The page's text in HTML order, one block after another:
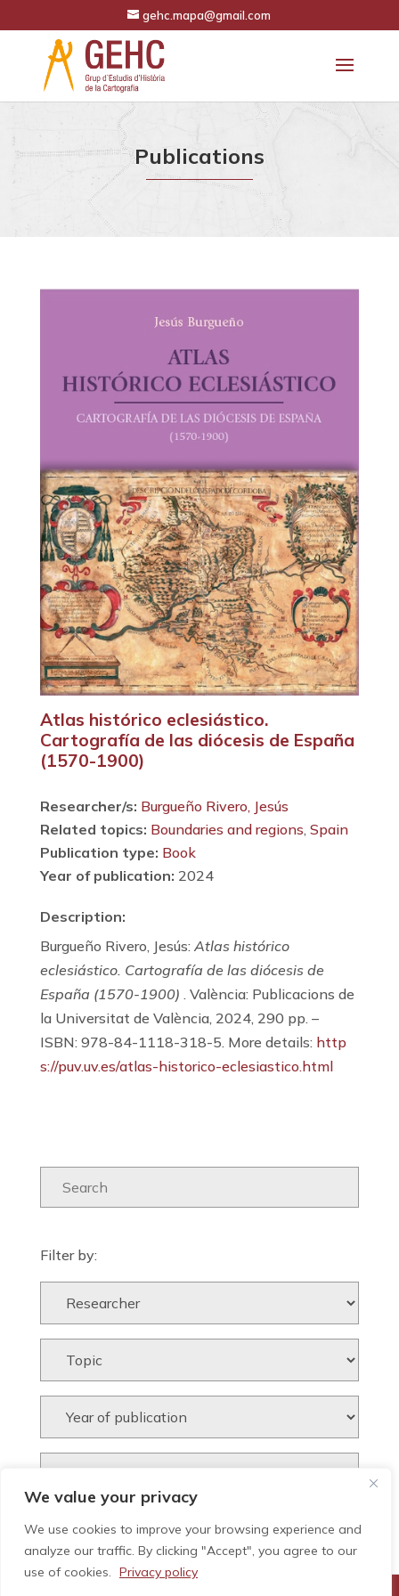
We value your privacy
We use cookies to improve your browsing experience and
analyze our traffic. By clicking "Accept", you agree to our
use of cookies. Privacy policy
gehc.mapa@gmail.com
Publications
Atlas histórico eclesiástico.
Cartografía de las diócesis de España
(1570-1900)
Researcher/s: Burgueño Rivero, Jesús
Related topics: Boundaries and regions, Spain
Publication type: Book
Year of publication: 2024
Description:
Burgueño Rivero, Jesús:Atlas histórico
eclesiástico. Cartografía de las diócesis de
España (1570-1900) . València: Publicacions de
la Universitat de València, 2024, 290 pp. –
ISBN: 978-84-1118-318-5. More details: http
s://puv.uv.es/atlas-historico-eclesiastico.html
Filter by: